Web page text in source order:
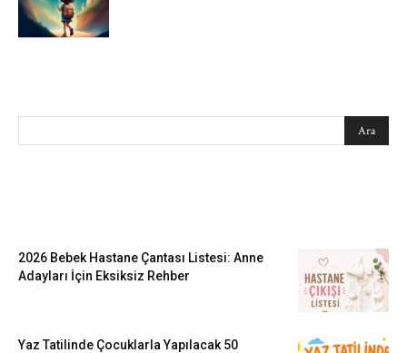
2026 Bebek Hastane Çantası Listesi: Anne
Adayları İçin Eksiksiz Rehber
Yaz Tatilinde Çocuklarla Yapılacak 50